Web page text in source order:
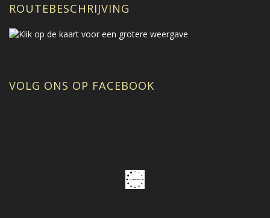
ROUTEBESCHRIJVING
VOLG ONS OP FACEBOOK